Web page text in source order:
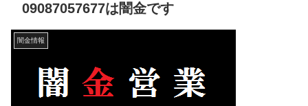
09087057677は闇金です
闇金情報